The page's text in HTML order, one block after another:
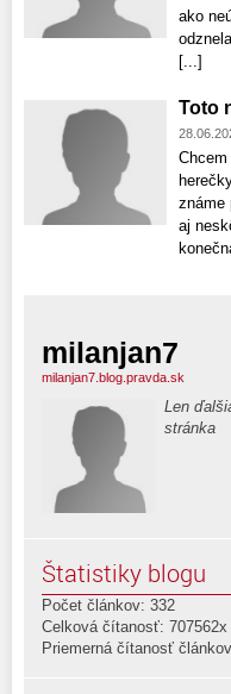
ako
[...]
Toto
známe
aj
milanjan7
milanjan7.blog.pravda.sk
Len
stránka
Štatistiky blogu
Počet článkov: 332
Celková čítanosť: 707562x
Priemerná čítanosť